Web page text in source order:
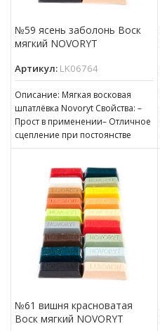
№59 ясень заболонь Воск
мягкий NOVORYT
Артикул: LK06764
Описание: Мягкая восковая
шпатлёвка Novoryt Свойства: –
Прост в применении– Отличное
сцепление при постоянстве
консистенции– Готов к
№61 вишня красноватая
Воск мягкий NOVORYT